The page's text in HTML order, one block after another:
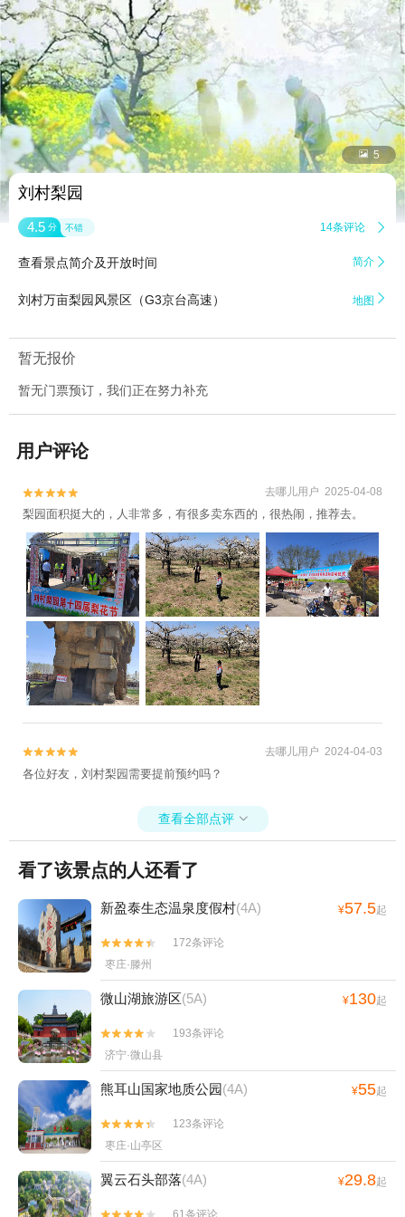
 5
刘村梨园
4.5 分 不错 14条评论 
查看景点简介及开放时间 简介 
刘村万亩梨园风景区（G3京台高速） 地图 
暂无报价
暂无门票预订，我们正在努力补充
用户评论

 去哪儿用户 2025-04-08
梨园面积挺大的，人非常多，有很多卖东西的，很热闹，推荐去。

 去哪儿用户 2024-04-03
各位好友，刘村梨园需要提前预约吗？
查看全部点评 
看了该景点的人还看了
新盈泰生态温泉度假村(4A) ¥57.5起


172条评论
枣庄·滕州
微山湖旅游区(5A) ¥130起


193条评论
济宁·微山县
熊耳山国家地质公园(4A) ¥55起


123条评论
枣庄·山亭区
翼云石头部落(4A) ¥29.8起

 61条评论
